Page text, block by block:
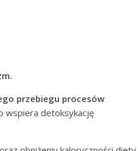
przebiegu procesów
wspiera detoksykację